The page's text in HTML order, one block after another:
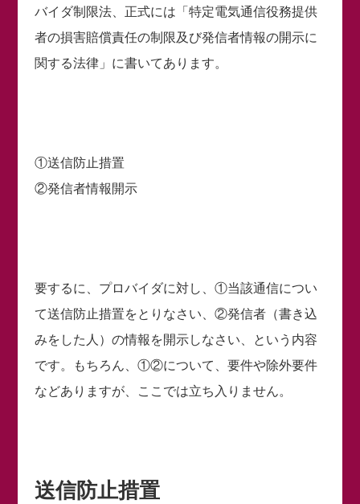
バイダ制限法、正式には「特定電気通信役務提供
者の損害賠償責任の制限及び発信者情報の開示に
関する法律」に書いてあります。
①送信防止措置
②発信者情報開示
要するに、プロバイダに対し、①当該通信につい
て送信防止措置をとりなさい、②発信者（書き込
みをした人）の情報を開示しなさい、という内容
です。もちろん、①②について、要件や除外要件
などありますが、ここでは立ち入りません。
送信防止措置